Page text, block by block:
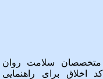
متخصصان سلامت روان
اخلاق برای راهنمایی